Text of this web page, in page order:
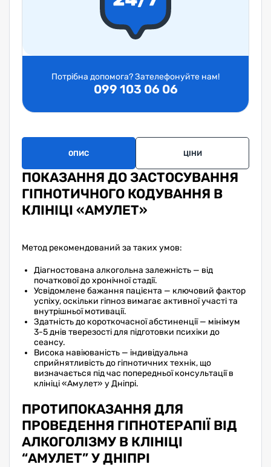
Потрібна допомога? Зателефонуйте нам!
099 103 06 06
ОПИС ЦІНИ
ПОКАЗАННЯ ДО ЗАСТОСУВАННЯ
ГІПНОТИЧНОГО КОДУВАННЯ В
КЛІНІЦІ «АМУЛЕТ»
Метод рекомендований за таких умов:
Діагностована алкогольна залежність — від
початкової до хронічної стадії.
Усвідомлене бажання пацієнта — ключовий фактор
успіху, оскільки гіпноз вимагає активної участі та
внутрішньої мотивації.
Здатність до короткочасної абстиненції — мінімум
3-5 днів тверезості для підготовки психіки до
сеансу.
Висока навіюваність — індивідуальна
сприйнятливість до гіпнотичних технік, що
визначається під час попередньої консультації в
клініці «Амулет» у Дніпрі.
ПРОТИПОКАЗАННЯ ДЛЯ
ПРОВЕДЕННЯ ГІПНОТЕРАПІЇ ВІД
АЛКОГОЛІЗМУ В КЛІНІЦІ
“АМУЛЕТ” У ДНІПРІ